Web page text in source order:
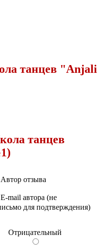
танцев "Аnjali
танцев
Автор отзыва
E-mail автора (не
для подтверждения)
Отрицательный